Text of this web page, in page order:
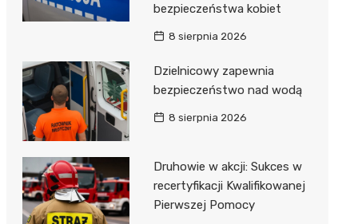
bezpieczeństwa kobiet
8 sierpnia 2026
Dzielnicowy zapewnia
bezpieczeństwo nad wodą
8 sierpnia 2026
Druhowie w akcji: Sukces w
recertyfikacji Kwalifikowanej
Pierwszej Pomocy